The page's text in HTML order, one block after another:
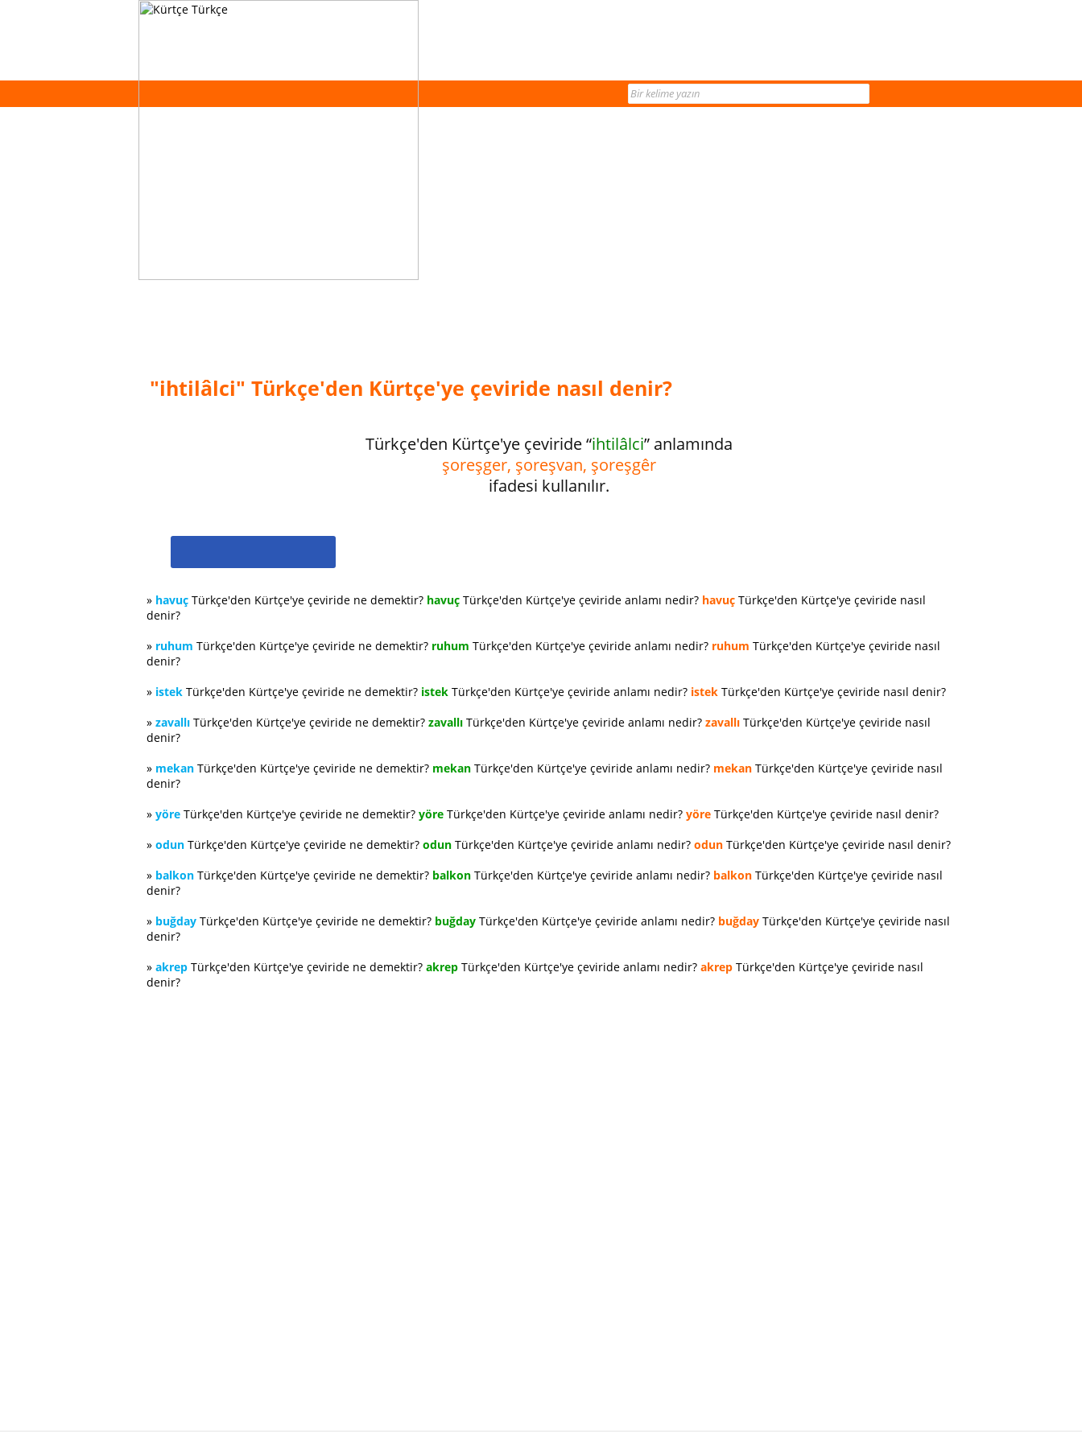
"ihtilâlci" Türkçe'den Kürtçe'ye çeviride nasıl denir?
Türkçe'den Kürtçe'ye çeviride “ihtilâlci” anlamında
şoreşger, şoreşvan, şoreşgêr
ifadesi kullanılır.
» havuç Türkçe'den Kürtçe'ye çeviride ne demektir? havuç Türkçe'den Kürtçe'ye çeviride anlamı nedir? havuç Türkçe'den Kürtçe'ye çeviride nasıl
denir?
» ruhum Türkçe'den Kürtçe'ye çeviride ne demektir? ruhum Türkçe'den Kürtçe'ye çeviride anlamı nedir? ruhum Türkçe'den Kürtçe'ye çeviride nasıl
denir?
» istek Türkçe'den Kürtçe'ye çeviride ne demektir? istek Türkçe'den Kürtçe'ye çeviride anlamı nedir? istek Türkçe'den Kürtçe'ye çeviride nasıl denir?
» zavallı Türkçe'den Kürtçe'ye çeviride ne demektir? zavallı Türkçe'den Kürtçe'ye çeviride anlamı nedir? zavallı Türkçe'den Kürtçe'ye çeviride nasıl
denir?
» mekan Türkçe'den Kürtçe'ye çeviride ne demektir? mekan Türkçe'den Kürtçe'ye çeviride anlamı nedir? mekan Türkçe'den Kürtçe'ye çeviride nasıl
denir?
» yöre Türkçe'den Kürtçe'ye çeviride ne demektir? yöre Türkçe'den Kürtçe'ye çeviride anlamı nedir? yöre Türkçe'den Kürtçe'ye çeviride nasıl denir?
» odun Türkçe'den Kürtçe'ye çeviride ne demektir? odun Türkçe'den Kürtçe'ye çeviride anlamı nedir? odun Türkçe'den Kürtçe'ye çeviride nasıl denir?
» balkon Türkçe'den Kürtçe'ye çeviride ne demektir? balkon Türkçe'den Kürtçe'ye çeviride anlamı nedir? balkon Türkçe'den Kürtçe'ye çeviride nasıl
denir?
» buğday Türkçe'den Kürtçe'ye çeviride ne demektir? buğday Türkçe'den Kürtçe'ye çeviride anlamı nedir? buğday Türkçe'den Kürtçe'ye çeviride nasıl
denir?
» akrep Türkçe'den Kürtçe'ye çeviride ne demektir? akrep Türkçe'den Kürtçe'ye çeviride anlamı nedir? akrep Türkçe'den Kürtçe'ye çeviride nasıl
denir?